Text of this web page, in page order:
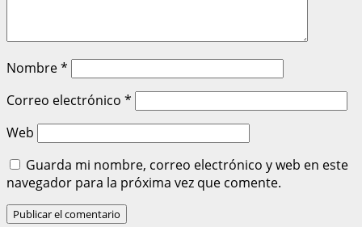
Nombre*
Correo electrónico *
Web
Guarda mi nombre, correo electrónico y web en este
navegador para la próxima vez que comente.